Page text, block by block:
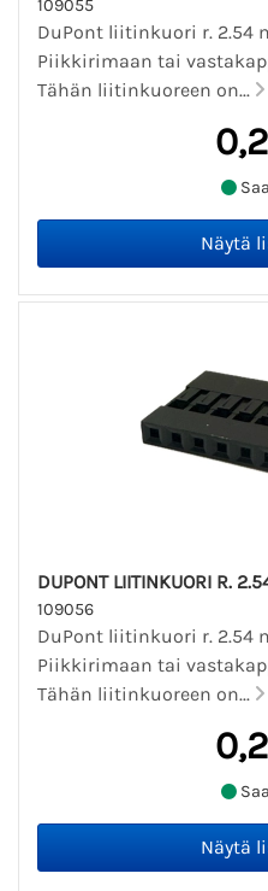
109055
DuPont liitinkuori r. 2.54
Piikkirimaan tai
Tähän liitinkuoreen on...
DUPONT LIITINKUORI R.
109056
DuPont liitinkuori r. 2.54
Piikkirimaan tai
Tähän liitinkuoreen on...